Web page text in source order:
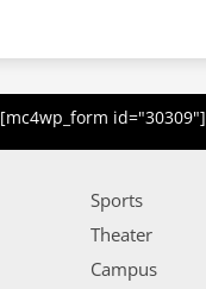
[mc4wp_form id="30309"]
Sports
Theater
Campus